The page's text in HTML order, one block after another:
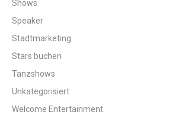
Shows
Speaker
Stadtmarketing
Stars buchen
Tanzshows
Unkategorisiert
Welcome Entertainment